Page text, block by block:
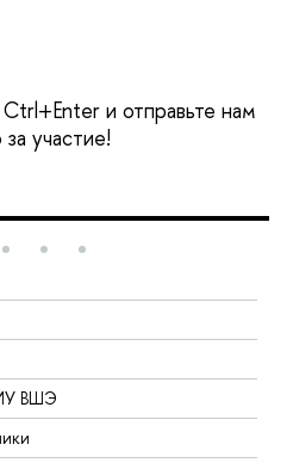
и отправьте нам
участие!
ВШЭ